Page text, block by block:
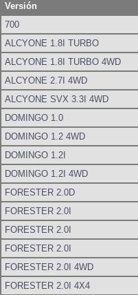
Versión
700
ALCYONE 1.8I TURBO
ALCYONE 1.8I TURBO 4WD
ALCYONE 2.7I 4WD
ALCYONE SVX 3.3I 4WD
DOMINGO 1.0
DOMINGO 1.2 4WD
DOMINGO 1.2I
DOMINGO 1.2I 4WD
FORESTER 2.0D
FORESTER 2.0I
FORESTER 2.0I
FORESTER 2.0I
FORESTER 2.0I 4WD
FORESTER 2.0I 4X4